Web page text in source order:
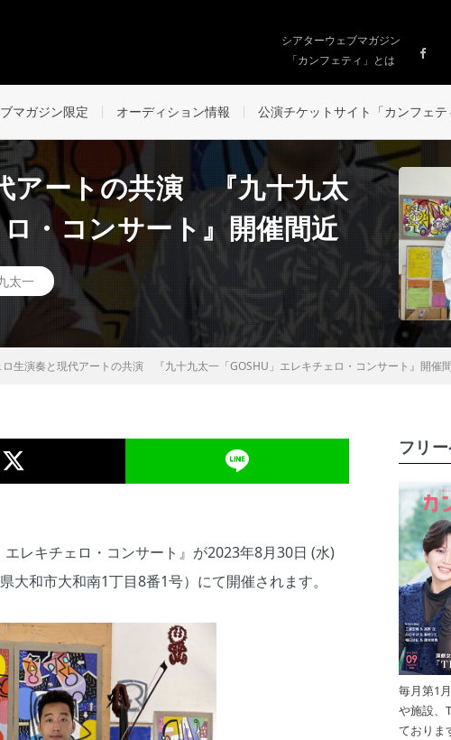
シアターウェブマガジン
「カンフェティ」とは
マガジン限定 オーディション情報 公演チケットサイト「カンフェテ
アートの共演 『九十九太
・コンサート』開催間近
太一
ロ生演奏と現代アートの共演 『九十九太一「GOSHU」エレキチェロ・コンサート』開催
レキチェロ・コンサート』が2023年8月30日 (水)
和市大和南1丁目8番1号）にて開催されます。
フリ
毎月第1
や施設、
ておりま